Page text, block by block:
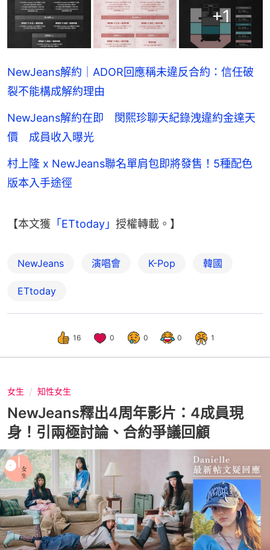
+1
NewJeans解約｜ADOR回應稱未違反合約：信任破
裂不能構成解約理由
NewJeans解約在即 閔熙珍聊天紀錄洩違約金達天
價 成員收入曝光
村上隆 x NewJeans聯名單肩包即將發售！5種配色
版本入手途徑
【本文獲 「ETtoday」 授權轉載。】
NewJeans 演唱會 K-Pop 韓國
ETtoday
16 0 0 0 1
女生 知性女生
NewJeans釋出4周年影片：4成員現
身！引兩極討論、合約爭議回顧